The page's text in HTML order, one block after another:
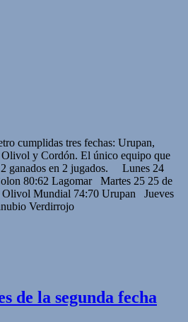
cumplidas tres fechas: Urupan,
y Cordón. El único equipo que
2 ganados en 2 jugados. Lunes 24
80:62 Lagomar Martes 25 25 de
Olivol Mundial 74:70 Urupan Jueves
Verdirrojo
de la segunda fecha